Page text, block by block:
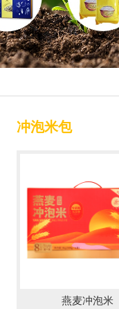
冲泡米包
燕麦冲泡米